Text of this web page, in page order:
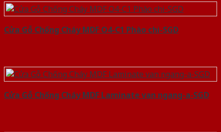
Cửa Gỗ Chống Cháy MDF O4-C1 Phào chi-SGD
Cửa Gỗ Chống Cháy MDF Laminate van ngang-a-SGD